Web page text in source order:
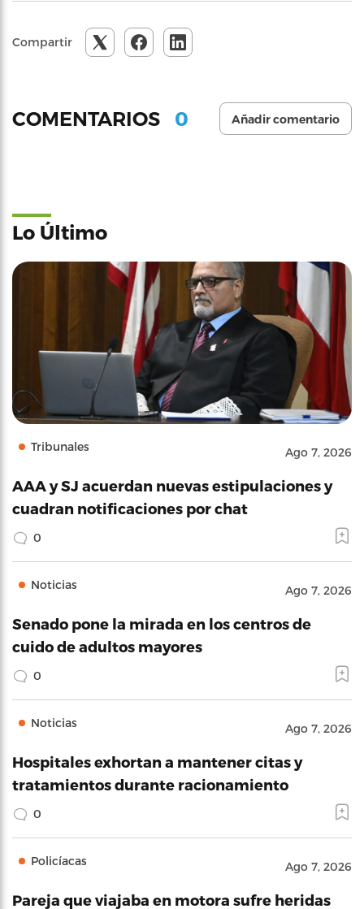
Compartir
COMENTARIOS 0 Añadir comentario
Lo Último
Tribunales Ago 7, 2026
AAA y SJ acuerdan nuevas estipulaciones y
cuadran notificaciones por chat
0
Noticias Ago 7, 2026
Senado pone la mirada en los centros de
cuido de adultos mayores
0
Noticias Ago 7, 2026
Hospitales exhortan a mantener citas y
tratamientos durante racionamiento
0
Policíacas Ago 7, 2026
Pareja que viajaba en motora sufre heridas